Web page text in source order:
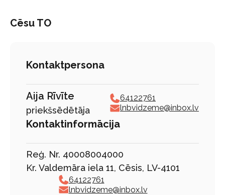
Cēsu TO
Kontaktpersona
Aija Rīvīte
priekšsēdētāja
64122761
lnbvidzeme@inbox.lv
Kontaktinformācija
Reģ. Nr. 40008004000
Kr. Valdemāra iela 11, Cēsis, LV-4101
64122761
lnbvidzeme@inbox.lv